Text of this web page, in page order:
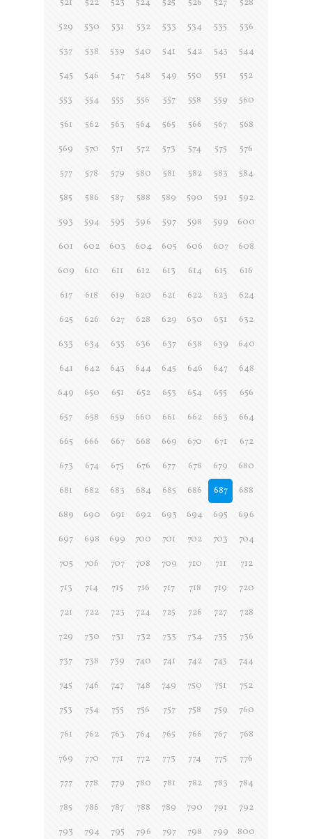
521 522 523 524 525 526 527
528
529
530 531 532 533 534 535
536
537
538 539 540 541 542 543
544
545
546 547 548 549 550 551
552
553
554 555 556 557 558 559
560
561
562 563 564 565 566 567
568
569
570 571 572 573 574 575
576
577
578 579 580 581 582 583
584
585
586 587 588 589 590 591
592
593
594 595 596 597 598 599
600
601
602 603 604 605 606 607
608
609
610 611 612 613 614 615
616
617
618 619 620 621 622 623
624
625
626 627 628 629 630 631
632
633
634 635 636 637 638 639
640
641
642 643 644 645 646 647
648
649
650 651 652 653 654 655
656
657
658 659 660 661 662 663
664
665
666 667 668 669 670 671
672
673
674 675 676 677 678 679
680
681
682 683 684 685 686 687
688
689
690 691 692 693 694 695
696
697
698 699 700 701 702 703
704
705
706 707 708 709 710 711
712
713
714 715 716 717 718 719
720
721
722 723 724 725 726 727
728
729
730 731 732 733 734 735
736
737
738 739 740 741 742 743
744
745
746 747 748 749 750 751
752
753
754 755 756 757 758 759
760
761
762 763 764 765 766 767
768
769
770 771 772 773 774 775
776
777
778 779 780 781 782 783
784
785
786 787 788 789 790 791
792
793
794 795 796 797 798 799
800